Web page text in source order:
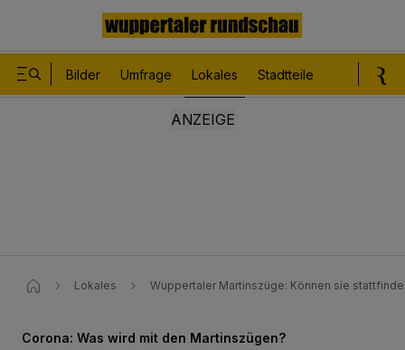
Bilder Umfrage Lokales Stadtteile
Lokales Wuppertaler Martinszüge: Können sie
Corona: Was wird mit den Martinszügen?